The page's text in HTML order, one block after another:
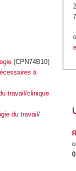
(CPN74B10)
à
travail/clinique
du travail/